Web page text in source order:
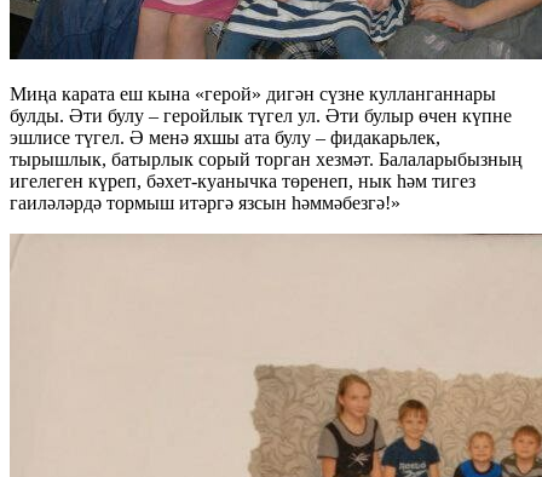
Миңа карата еш кына «герой» дигән сүзне кулланганнары
булды. Әти булу – геройлык түгел ул. Әти булыр өчен күпне
эшлисе түгел. Ә менә яхшы ата булу – фидакарьлек,
тырышлык, батырлык сорый торган хезмәт. Балаларыбызның
игелеген күреп, бәхет-куанычка төренеп, нык һәм тигез
гаиләләрдә тормыш итәргә язсын һәммәбезгә!»